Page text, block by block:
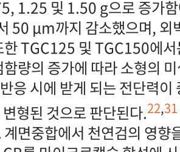
1.25 및 1.50 g으로 증가
50 μm까지 감소했으며,
한 TGC125 및 TGC150에
량의 증가에 따라 소형의
응 시에 받게 되는 전단력
형된 것으로 판단된다.22,31
계면중합에서 천연검의 영향